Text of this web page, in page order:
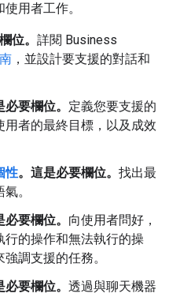
用者工作。
位。 詳閱 Business
，並設計要支援的對話和
必要欄位。 定義您要支援的
用者的最終目標，以及成效
性。這是必要欄位。 找出最
。
必要欄位。 向使用者問好，
行的操作和無法執行的操
調支援的任務。
必要欄位。 透過與聊天機器